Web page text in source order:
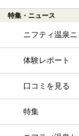
特集・ニュース
ニフティ温泉ニ
体験レポート
口コミを見る
特集